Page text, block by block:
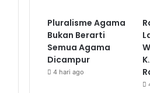
Pluralisme Agama
Bukan Berarti
Semua Agama
Dicampur
4 hari ago